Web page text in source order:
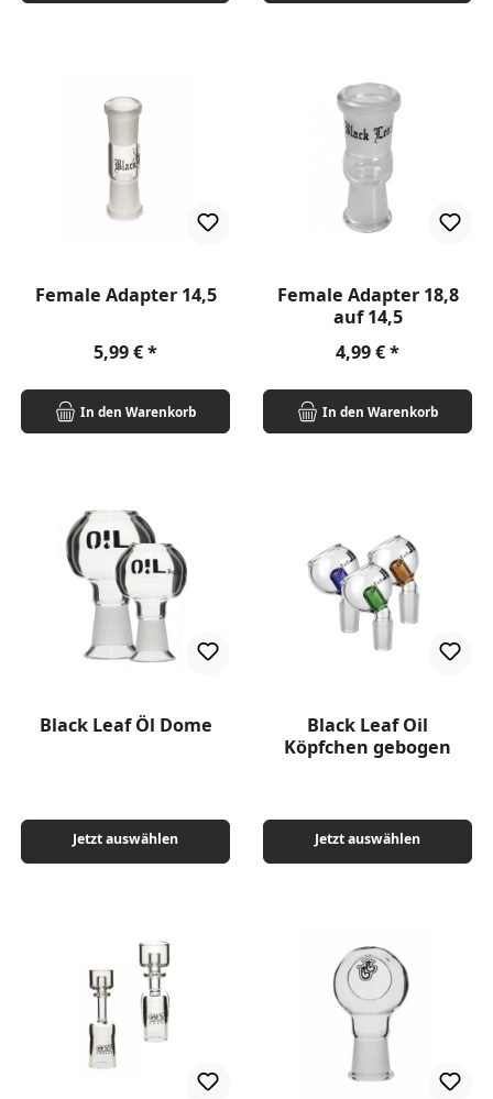
Female Adapter 14,5
Regulärer Preis:
5,99 €
In den Warenkorb
Female Adapter 18,8
auf 14,5
Regulärer Preis:
4,99 €
In den Warenkorb
Black Leaf Öl Dome
Jetzt auswählen
Black Leaf Oil
Köpfchen gebogen
Jetzt auswählen